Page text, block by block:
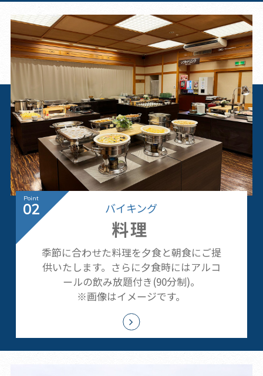
02 バイキング
料理
季節に合わせた料理を夕食と朝食にご提
供いたします。さらに夕食時にはアルコ
ールの飲み放題付き(90分制)。
※画像はイメージです。